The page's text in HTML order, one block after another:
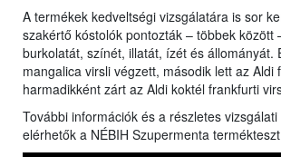
A termékek kedveltségi vizsgálatára is sor
szakértő kóstolók pontozták – többek között
burkolatát, színét, illatát, ízét és állományát.
mangalica virsli végzett, második lett az Aldi
harmadikként zárt az Aldi koktél frankfurti
További információk és a részletes
elérhetők a NÉBIH Szupermenta